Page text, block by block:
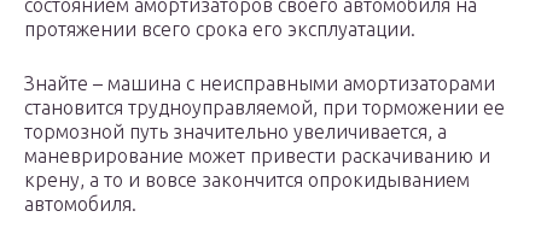
состоянием амортизаторов своего автомобиля на
протяжении всего срока его эксплуатации.
Знайте – машина с неисправными амортизаторами
становится трудноуправляемой, при торможении ее
тормозной путь значительно увеличивается, а
маневрирование может привести раскачиванию и
крену, а то и вовсе закончится опрокидыванием
автомобиля.